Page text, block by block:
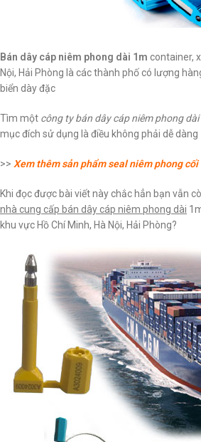
Bán dây cáp niêm phong dài 1m container,
Nội, Hải Phòng là các thành phố có lượng
biển dày đặc
Tìm một công ty bán dây cáp niêm phong dài
mục đích sử dụng là điều không phải dễ dàng
>> Xem thêm sản phẩm seal niêm phong
Khi đọc được bài viết này chắc hẳn bạn vẫn
nhà cung cấp bán dây cáp niêm phong dài
khu vực Hồ Chí Minh, Hà Nội, Hải Phòng?